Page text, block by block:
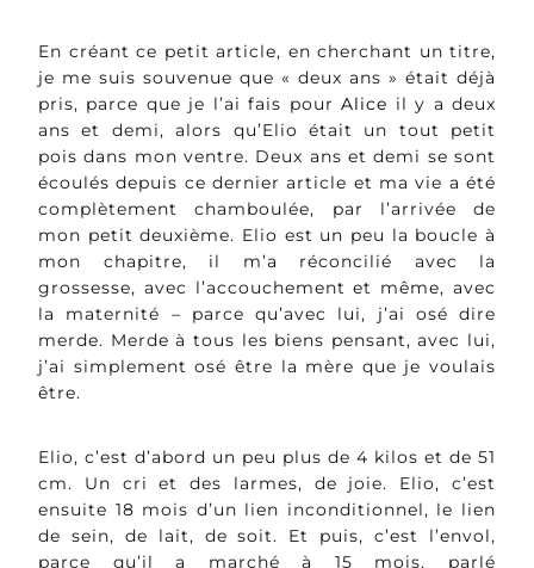
En créant ce petit article, en cherchant un titre,
je me suis souvenue que « deux ans » était déjà
pris, parce que je l’ai fais pourAlice il y a deux
ans et demi, alors qu’Elio était un tout petit
pois dans mon ventre. Deux ans et demi se sont
écoulés depuis ce dernier article et ma vie a été
complètement chamboulée, par l’arrivée de
mon petit deuxième. Elio est un peu la boucle à
mon chapitre, il m’a réconcilié avec la
grossesse, avec l’accouchement et même, avec
la maternité – parce qu’avec lui, j’ai osé dire
merde. Merde à tous les biens pensant, avec lui,
j’ai simplement osé être la mère que je voulais
être.
Elio, c’est d’abord un peu plus de 4 kilos et de 51
cm. Un cri et des larmes, de joie. Elio, c’est
ensuite 18 mois d’un lien inconditionnel, le lien
de sein, de lait, de soit. Et puis, c’est l’envol,
parce qu’il a marché à 15 mois, parlé